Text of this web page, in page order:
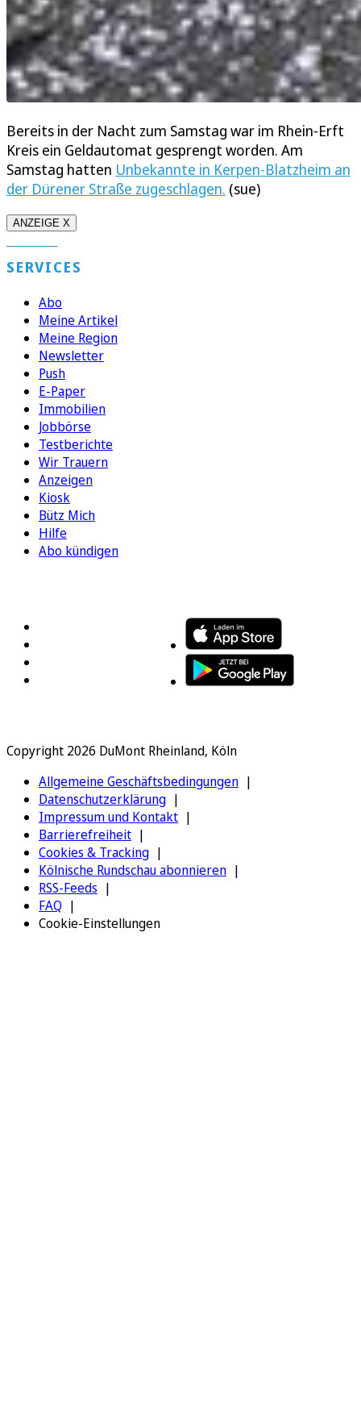
Bereits in der Nacht zum Samstag war im Rhein-Erft
Kreis ein Geldautomat gesprengt worden. Am
Samstag hatten Unbekannte in Kerpen-Blatzheim an
der Dürener Straße zugeschlagen. (sue)
ANZEIGE X
SERVICES
Abo
Meine Artikel
Meine Region
Newsletter
Push
E-Paper
Immobilien
Jobbörse
Testberichte
Wir Trauern
Anzeigen
Kiosk
Bütz Mich
Hilfe
Abo kündigen
Copyright 2026 DuMont Rheinland, Köln
Allgemeine Geschäftsbedingungen
Datenschutzerklärung
Impressum und Kontakt
Barrierefreiheit
Cookies & Tracking
Kölnische Rundschau abonnieren
RSS-Feeds
FAQ
Cookie-Einstellungen